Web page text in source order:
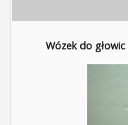
Wózek do